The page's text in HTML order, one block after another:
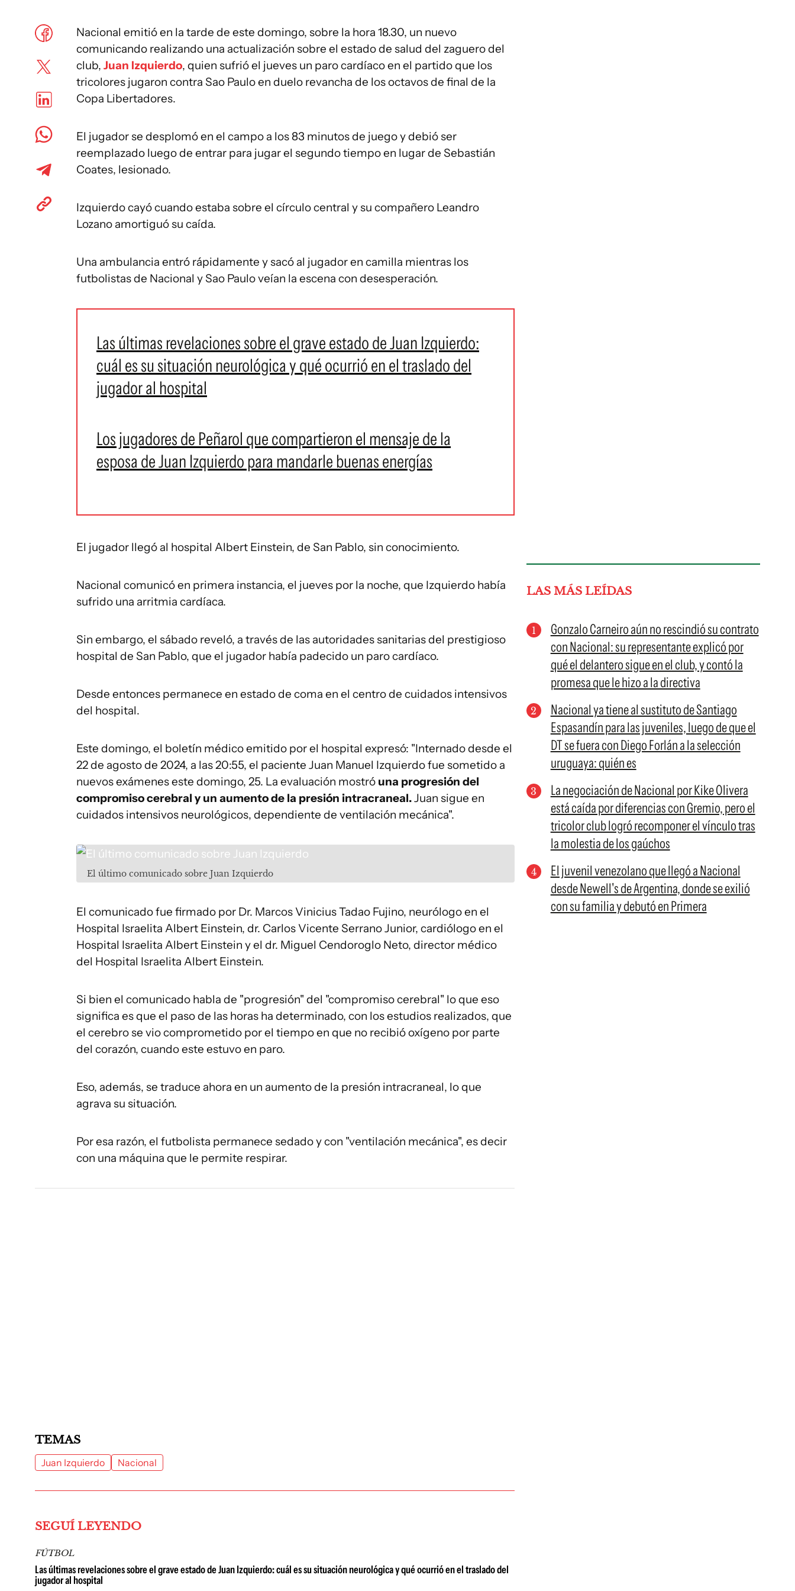
Nacional emitió en la tarde de este domingo, sobre la hora 18.30, un nuevo
comunicando realizando una actualización sobre el estado de salud del zaguero del
club, Juan Izquierdo, quien sufrió el jueves un paro cardíaco en el partido que los
tricolores jugaron contra Sao Paulo en duelo revancha de los octavos de final de la
Copa Libertadores.
El jugador se desplomó en el campo a los 83 minutos de juego y debió ser
reemplazado luego de entrar para jugar el segundo tiempo en lugar de Sebastián
Coates, lesionado.
Izquierdo cayó cuando estaba sobre el círculo central y su compañero Leandro
Lozano amortiguó su caída.
Una ambulancia entró rápidamente y sacó al jugador en camilla mientras los
futbolistas de Nacional y Sao Paulo veían la escena con desesperación.
Las últimas revelaciones sobre el grave estado de Juan Izquierdo:
cuál es su situación neurológica y qué ocurrió en el traslado del
jugador al hospital
Los jugadores de Peñarol que compartieron el mensaje de la
esposa de Juan Izquierdo para mandarle buenas energías
El jugador llegó al hospital Albert Einstein, de San Pablo, sin conocimiento.
Nacional comunicó en primera instancia, el jueves por la noche, que Izquierdo había
sufrido una arritmia cardíaca.
Sin embargo, el sábado reveló, a través de las autoridades sanitarias del prestigioso
hospital de San Pablo, que el jugador había padecido un paro cardíaco.
Desde entonces permanece en estado de coma en el centro de cuidados intensivos
del hospital.
Este domingo, el boletín médico emitido por el hospital expresó: "Internado desde el
22 de agosto de 2024, a las 20:55, el paciente Juan Manuel Izquierdo fue sometido a
nuevos exámenes este domingo, 25. La evaluación mostró una progresión del
compromiso cerebral y un aumento de la presión intracraneal.Juan sigue en
cuidados intensivos neurológicos, dependiente de ventilación mecánica".
El último comunicado sobre Juan Izquierdo
El comunicado fue firmado por Dr. Marcos Vinicius Tadao Fujino, neurólogo en el
Hospital Israelita Albert Einstein, dr. Carlos Vicente Serrano Junior, cardiólogo en el
Hospital Israelita Albert Einstein y el dr. Miguel Cendoroglo Neto, director médico
del Hospital Israelita Albert Einstein.
Si bien el comunicado habla de "progresión" del "compromiso cerebral" lo que eso
significa es que el paso de las horas ha determinado, con los estudios realizados, que
el cerebro se vio comprometido por el tiempo en que no recibió oxígeno por parte
del corazón, cuando este estuvo en paro.
Eso, además, se traduce ahora en un aumento de la presión intracraneal, lo que
agrava su situación.
Por esa razón, el futbolista permanece sedado y con "ventilación mecánica", es decir
con una máquina que le permite respirar.
LAS MÁS LEÍDAS
Gonzalo Carneiro aún no rescindió su contrato
con Nacional: su representante explicó por
qué el delantero sigue en el club, y contó la
promesa que le hizo a la directiva
Nacional ya tiene al sustituto de Santiago
Espasandín para las juveniles, luego de que el
DT se fuera con Diego Forlán a la selección
uruguaya: quién es
La negociación de Nacional por Kike Olivera
está caída por diferencias con Gremio, pero el
tricolor club logró recomponer el vínculo tras
la molestia de los gaúchos
El juvenil venezolano que llegó a Nacional
desde Newell's de Argentina, donde se exilió
con su familia y debutó en Primera
TEMAS
Juan Izquierdo Nacional
SEGUÍ LEYENDO
FÚTBOL
Las últimas revelaciones sobre el grave estado de Juan Izquierdo: cuál es su situación neurológica y qué ocurrió en el traslado del
jugador al hospital